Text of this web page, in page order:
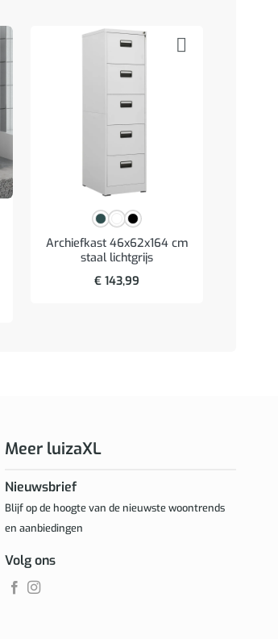
Archiefkast 46x62x164 cm
staal lichtgrijs
€ 143,99
Meer luizaXL
Nieuwsbrief
Blijf op de hoogte van de nieuwste woontrends
en aanbiedingen
Volg ons